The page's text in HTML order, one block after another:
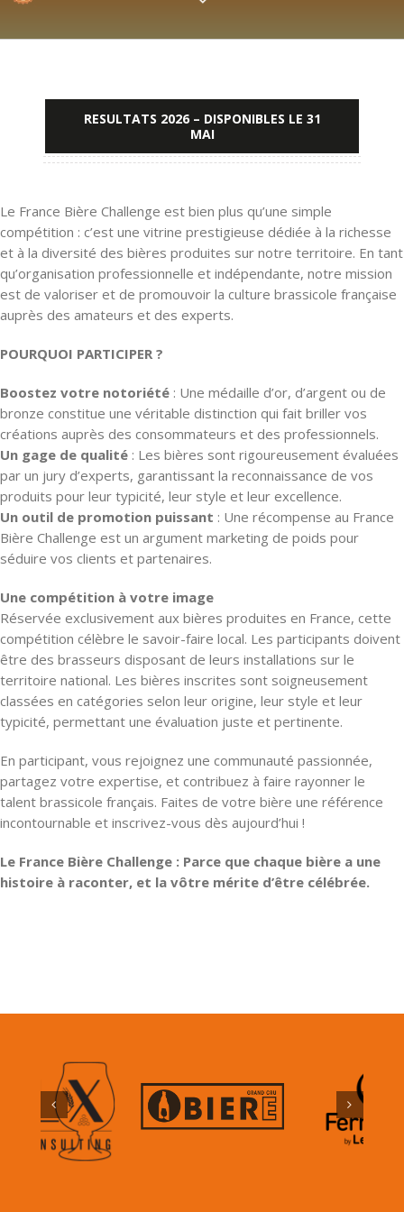
RESULTATS 2026 – DISPONIBLES LE 31
MAI
Le France Bière Challenge est bien plus qu’une simple
compétition : c’est une vitrine prestigieuse dédiée à la richesse
et à la diversité des bières produites sur notre territoire. En tant
qu’organisation professionnelle et indépendante, notre mission
est de valoriser et de promouvoir la culture brassicole française
auprès des amateurs et des experts.
POURQUOI PARTICIPER ?
Boostez votre notoriété : Une médaille d’or, d’argent ou de
bronze constitue une véritable distinction qui fait briller vos
créations auprès des consommateurs et des professionnels.
Un gage de qualité : Les bières sont rigoureusement évaluées
par un jury d’experts, garantissant la reconnaissance de vos
produits pour leur typicité, leur style et leur excellence.
Un outil de promotion puissant : Une récompense au France
Bière Challenge est un argument marketing de poids pour
séduire vos clients et partenaires.
Une compétition à votre image
Réservée exclusivement aux bières produites en France, cette
compétition célèbre le savoir-faire local. Les participants doivent
être des brasseurs disposant de leurs installations sur le
territoire national. Les bières inscrites sont soigneusement
classées en catégories selon leur origine, leur style et leur
typicité, permettant une évaluation juste et pertinente.
En participant, vous rejoignez une communauté passionnée,
partagez votre expertise, et contribuez à faire rayonner le
talent brassicole français. Faites de votre bière une référence
incontournable et inscrivez-vous dès aujourd’hui !
Le France Bière Challenge : Parce que chaque bière a une
histoire à raconter, et la vôtre mérite d’être célébrée.